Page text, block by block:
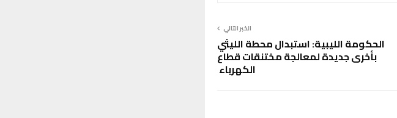
الخبر التالي
الحكومة الليبية: استبدال محطة الليثي
بأخرى جديدة لمعالجة مختنقات قطاع
الكهرباء